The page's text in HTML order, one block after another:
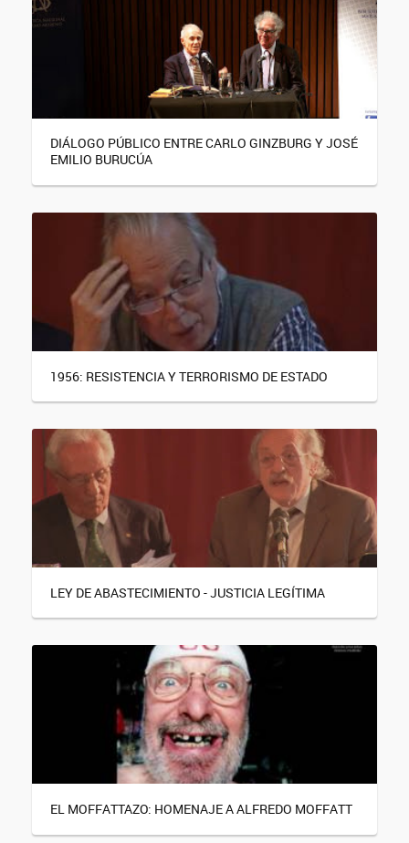
DIÁLOGO PÚBLICO ENTRE CARLO GINZBURG Y JOSÉ
EMILIO BURUCÚA
1956: RESISTENCIA Y TERRORISMO DE ESTADO
LEY DE ABASTECIMIENTO - JUSTICIA LEGÍTIMA
EL MOFFATTAZO: HOMENAJE A ALFREDO MOFFATT